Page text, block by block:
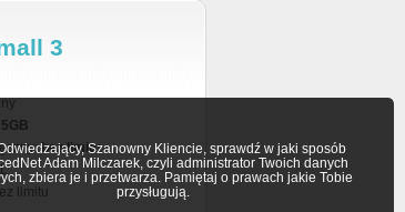
Szanowny Kliencie, sprawdź w jaki sposób
Adam Milczarek, czyli administrator Twoich danych
zbiera je i przetwarza. Pamiętaj o prawach jakie Tobie
przysługują.
3
5GB
bez limitu
limitu